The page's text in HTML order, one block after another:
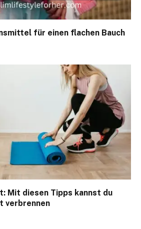
für einen flachen Bauch
Mit diesen Tipps kannst du
verbrennen